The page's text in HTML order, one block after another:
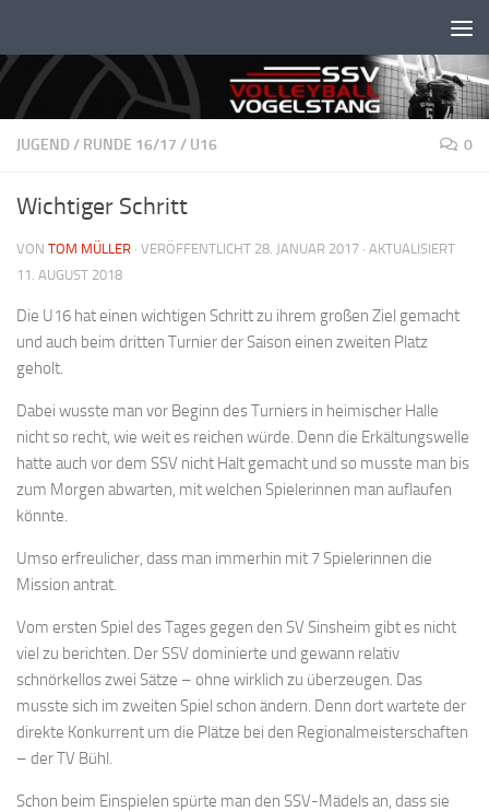
JUGEND / RUNDE 16/17 / U16 0
Wichtiger Schritt
VON TOM MÜLLER · VERÖFFENTLICHT 28. JANUAR 2017 · AKTUALISIERT
11. AUGUST 2018
Die U16 hat einen wichtigen Schritt zu ihrem großen Ziel gemacht
und auch beim dritten Turnier der Saison einen zweiten Platz
geholt.
Dabei wusste man vor Beginn des Turniers in heimischer Halle
nicht so recht, wie weit es reichen würde. Denn die Erkältungswelle
hatte auch vor dem SSV nicht Halt gemacht und so musste man bis
zum Morgen abwarten, mit welchen Spielerinnen man auflaufen
könnte.
Umso erfreulicher, dass man immerhin mit 7 Spielerinnen die
Mission antrat.
Vom ersten Spiel des Tages gegen den SV Sinsheim gibt es nicht
viel zu berichten. Der SSV dominierte und gewann relativ
schnörkellos zwei Sätze – ohne wirklich zu überzeugen. Das
musste sich im zweiten Spiel schon ändern. Denn dort wartete der
direkte Konkurrent um die Plätze bei den Regionalmeisterschaften
– der TV Bühl.
Schon beim Einspielen spürte man den SSV-Mädels an, dass sie